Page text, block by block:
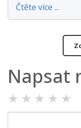
Čtěte více ...
Napsat
★ ★ ★ ★ ★